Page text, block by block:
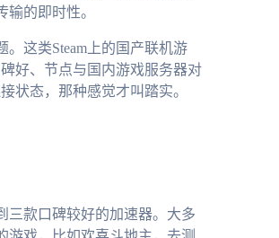
的即时性。
这类Steam上的国产联机游
好、节点与国内游戏服务器对
状态，那种感觉才叫踏实。
三款口碑较好的加速器。大多